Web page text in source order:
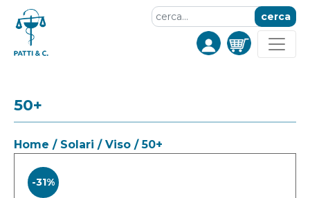
cerca
50+
Home / Solari / Viso / 50+
-31%